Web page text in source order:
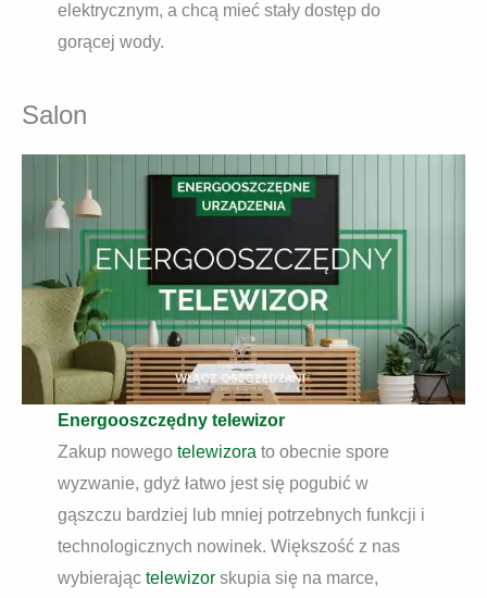
elektrycznym, a chcą mieć stały dostęp do
gorącej wody.
Salon
Energooszczędny telewizor
Zakup nowego telewizora to obecnie spore
wyzwanie, gdyż łatwo jest się pogubić w
gąszczu bardziej lub mniej potrzebnych funkcji i
technologicznych nowinek. Większość z nas
wybierając telewizorskupia się na marce,